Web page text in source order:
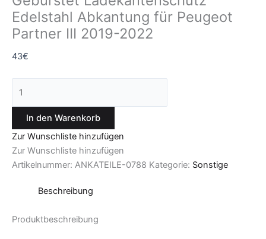
Edelstahl Abkantung für Peugeot
Partner III 2019-2022
43€
In den Warenkorb
Zur Wunschliste hinzufügen
Zur Wunschliste hinzufügen
Artikelnummer: ANKATEILE-0788 Kategorie: Sonstige
Beschreibung
Produktbeschreibung